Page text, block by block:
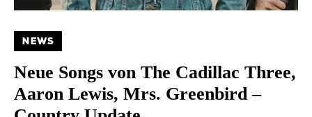
NEWS
Neue Songs von The Cadillac Three,
Aaron Lewis, Mrs. Greenbird –